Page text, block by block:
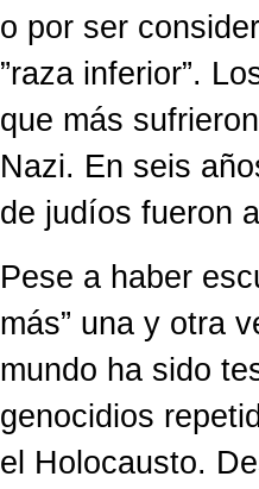
o por ser
”raza inferior”.
que más
Nazi. En seis
de judíos fueron
Pese a haber
más” una y otra
mundo ha sido
genocidios
el Holocausto.